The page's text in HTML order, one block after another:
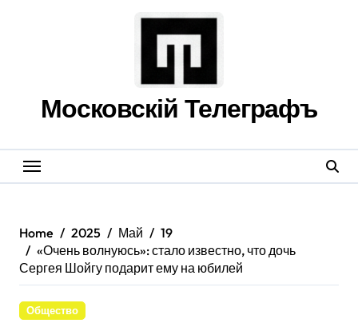
Московскій Телеграфъ
Home 2025 Май
19
«Очень волнуюсь»: стало известно, что дочь
Сергея Шойгу подарит ему на юбилей
Общество